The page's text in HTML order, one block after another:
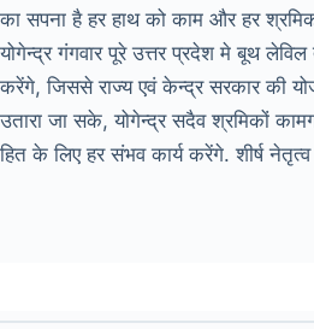
का सपना है हर हाथ को काम और हर
योगेन्द्र गंगवार पूरे उत्तर प्रदेश मे बूथ
करेंगे, जिससे राज्य एवं केन्द्र सरकार की
उतारा जा सके, योगेन्द्र सदैव श्रमिकों
हित के लिए हर संभव कार्य करेंगे. शीर्ष